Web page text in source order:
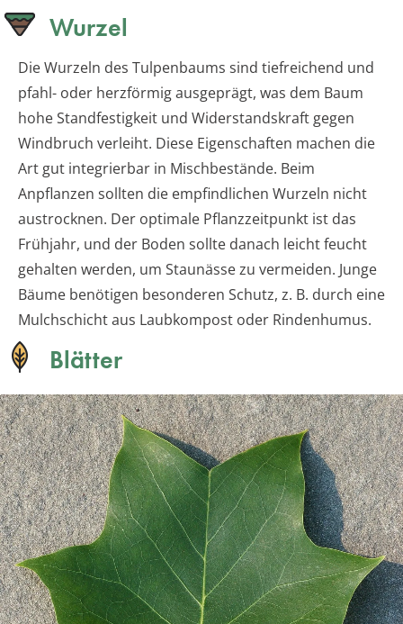
Wurzel
Die Wurzeln des Tulpenbaums sind tiefreichend und
pfahl- oder herzförmig ausgeprägt, was dem Baum
hohe Standfestigkeit und Widerstandskraft gegen
Windbruch verleiht. Diese Eigenschaften machen die
Art gut integrierbar in Mischbestände. Beim
Anpflanzen sollten die empfindlichen Wurzeln nicht
austrocknen. Der optimale Pflanzzeitpunkt ist das
Frühjahr, und der Boden sollte danach leicht feucht
gehalten werden, um Staunässe zu vermeiden. Junge
Bäume benötigen besonderen Schutz, z. B. durch eine
Mulchschicht aus Laubkompost oder Rindenhumus.
Blätter